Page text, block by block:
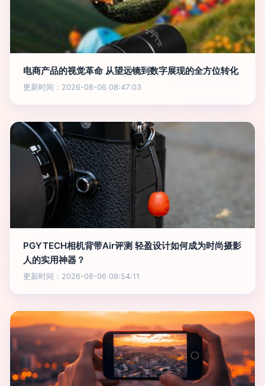
电商产品的视觉革命 从望远镜到数字展现的全方位转化
更新时间：2026-08-06 08:47:03
PGYTECH相机背带Air评测 轻盈设计如何成为时尚摄影
人的实用神器？
更新时间：2026-08-06 09:54:11